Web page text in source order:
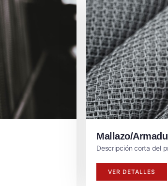
Mallazo/
Descripción corta del
VER DETALLES